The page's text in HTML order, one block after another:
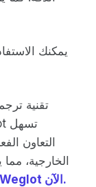
الخارجية،
سجل هنا لكي Weglot الآن.